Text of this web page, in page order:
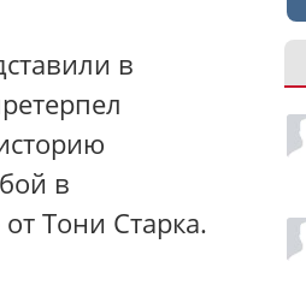
в
в
Тони Старка.